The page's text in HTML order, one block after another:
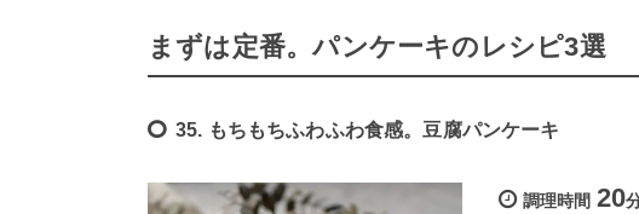
まずは定番。パンケーキのレシピ3選
35. もちもちふわふわ食感。豆腐パンケーキ
調理時間 20